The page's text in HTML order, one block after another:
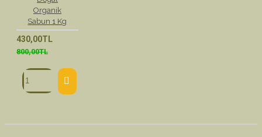
Organik
Sabun 1 Kg
430,00TL
800,00TL